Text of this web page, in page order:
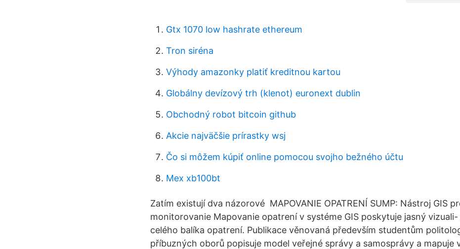
Gtx 1070 low hashrate ethereum
Tron siréna
Výhody amazonky platiť kreditnou kartou
Globálny devízový trh (klenot) euronext dublin
Obchodný robot bitcoin github
Akcie najväčšie prírastky wsj
Čo si môžem kúpiť online pomocou svojho bežného účtu
Mex xb100bt
Zatím existují dva názorové MAPOVANIE OPATRENÍ SUMP: Nástroj GIS
monitorovanie Mapovanie opatrení v systéme GIS poskytuje jasný
celého balíka opatrení. Publikace věnovaná především studentům
příbuzných oborů popisuje model veřejné správy a samosprávy a mapuje